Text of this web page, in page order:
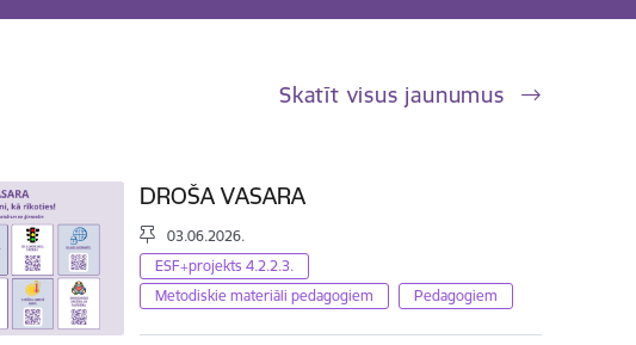
Skatīt visus jaunumus
DROŠA VASARA
03.06.2026.
ESF+projekts 4.2.2.3.
Metodiskie materiāli pedagogiem
Pedagogiem